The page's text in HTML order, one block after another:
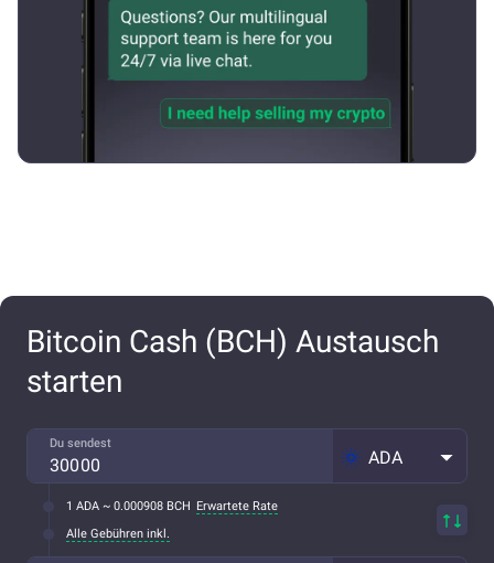
Bitcoin Cash (BCH) Austausch
starten
Du sendest
ADA
1 ADA ~ 0.000908 BCH Erwartete Rate
Alle Gebühren inkl.